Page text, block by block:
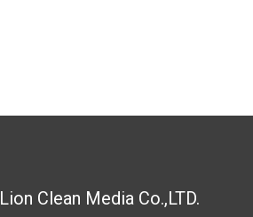
Lion Clean Media Co.,LTD.